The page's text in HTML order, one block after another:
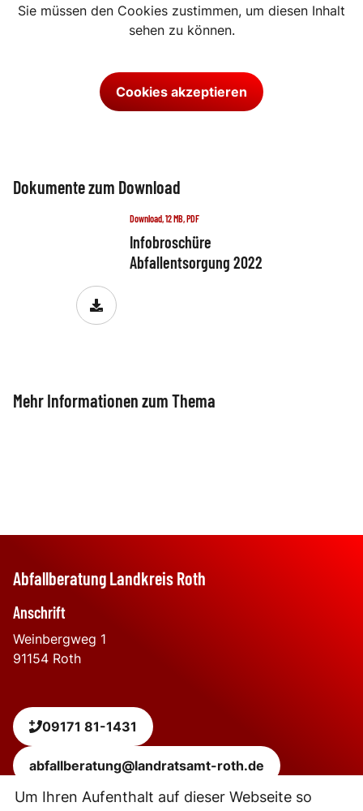
Sie müssen den Cookies zustimmen, um diesen Inhalt
sehen zu können.
Cookies akzeptieren
Dokumente zum Download
Download, 12 MB, PDF
Infobroschüre
Abfallentsorgung 2022
Mehr Informationen zum Thema
Abfallberatung Landkreis Roth
Anschrift
Weinbergweg 1
91154 Roth
09171 81-1431
abfallberatung@landratsamt-roth.de
Um Ihren Aufenthalt auf dieser Webseite so